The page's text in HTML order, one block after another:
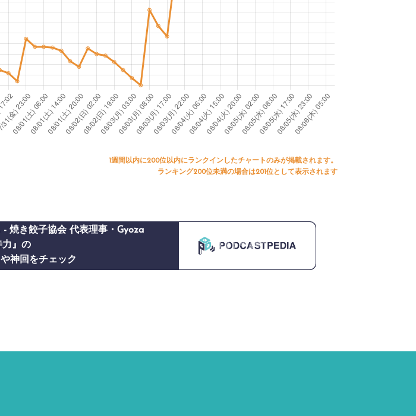
1週間以内に200位以内にランクインしたチャートのみが掲載されます。
ランキング200位未満の場合は201位として表示されます
- 焼き餃子協会 代表理事・Gyoza
力』の
神回をチェック